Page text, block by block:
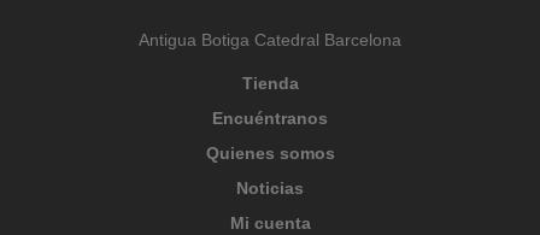
Antigua Botiga Catedral Barcelona
Tienda
Encuéntranos
Quienes somos
Noticias
Mi cuenta